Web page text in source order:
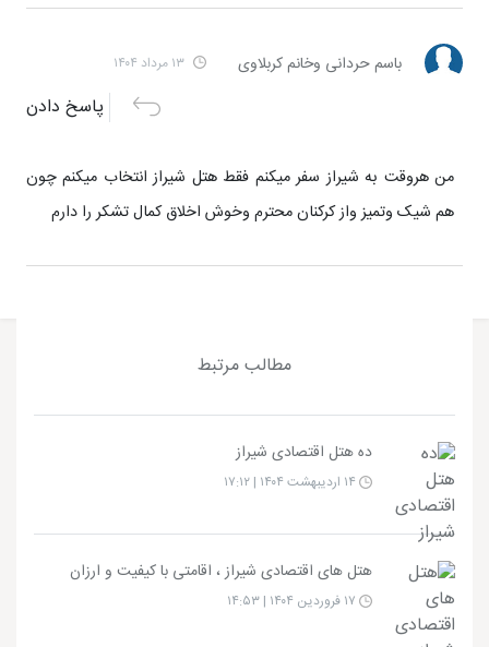
باسم حردانی وخانم کربلاوی ۱۳ مرداد ۱۴۰۴
پاسخ دادن
من هروقت به شیراز سفر میکنم فقط هتل شیراز انتخاب میکنم چون
هم شیک وتمیز واز کرکنان محترم وخوش اخلاق کمال تشکر را دارم
مطالب مرتبط
ده هتل اقتصادی شیراز
هتل های اقتصادی شیراز ، اقامتی با کیفیت و ارزان